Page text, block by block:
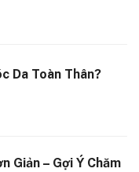
Da Toàn Thân?
Giản – Gợi Ý Chăm